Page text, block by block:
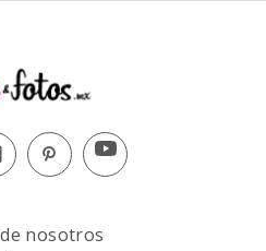
nosotros